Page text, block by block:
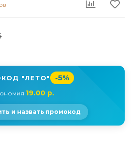
"ЛЕТО" -5%
19.00 р.
и назвать промокод